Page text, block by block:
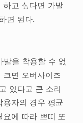
하고 싶다면 가발
면 된다.
발을 착용할 수 없
크면 오버사이즈
있다고 큰 소리
용자의 경우 평균
요에 따라 쁘띠 또